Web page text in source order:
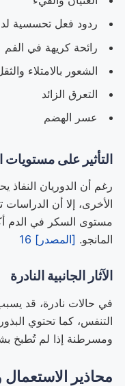
ردود فعل تحسسية
رائحة كريهة في الفم
الشعور بالامتلاء
التعرق الزائد
عسر الهضم
التأثير على مستويات
رغم أن الدوريان
الأخرى، إلا أن
مستوى السكر في الدم
المانجو. [المصدر] 16
الآثار الجانبية النادرة
في حالات نادرة، قد
التنفس، كما تحتوي
ومسرطنة إذا لم تُطبخ
محاذير